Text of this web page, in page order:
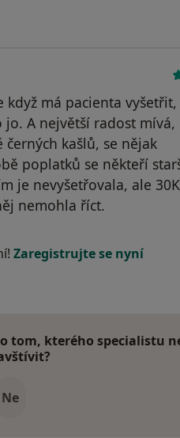
má pacienta
A největší radost mívá,
kašlů, se nějak
poplatků se někteří
je nevyšetřovala, ale
nemohla říct.
Zaregistrujte se nyní
tom, kterého specialistu
Ne